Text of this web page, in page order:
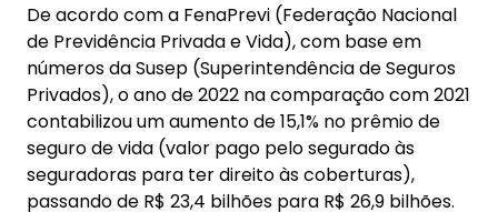
De acordo com a FenaPrevi (Federação Nacional
de Previdência Privada e Vida), com base em
números da Susep (Superintendência de Seguros
Privados), o ano de 2022 na comparação com 2021
contabilizou um aumento de 15,1% no prêmio de
seguro de vida (valor pago pelo segurado às
seguradoras para ter direito às coberturas),
passando de R$ 23,4 bilhões para R$ 26,9 bilhões.